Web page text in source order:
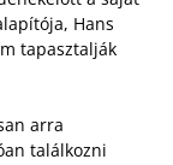
Hans
tapasztalják
arra
találkozni